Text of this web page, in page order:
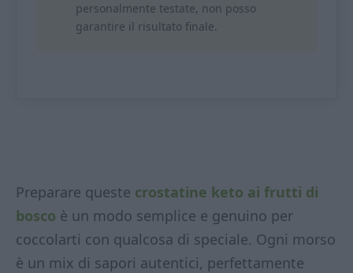
personalmente testate, non posso
garantire il risultato finale.
Preparare queste crostatine keto ai frutti di
bosco è un modo semplice e genuino per
coccolarti con qualcosa di speciale. Ogni morso
è un mix di sapori autentici, perfettamente